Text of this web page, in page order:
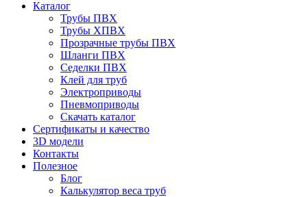
Каталог
Трубы ПВХ
Трубы ХПВХ
Прозрачные трубы ПВХ
Шланги ПВХ
Седелки ПВХ
Клей для труб
Электроприводы
Пневмоприводы
Скачать каталог
Сертификаты и качество
3D модели
Контакты
Полезное
Блог
Калькулятор веса труб